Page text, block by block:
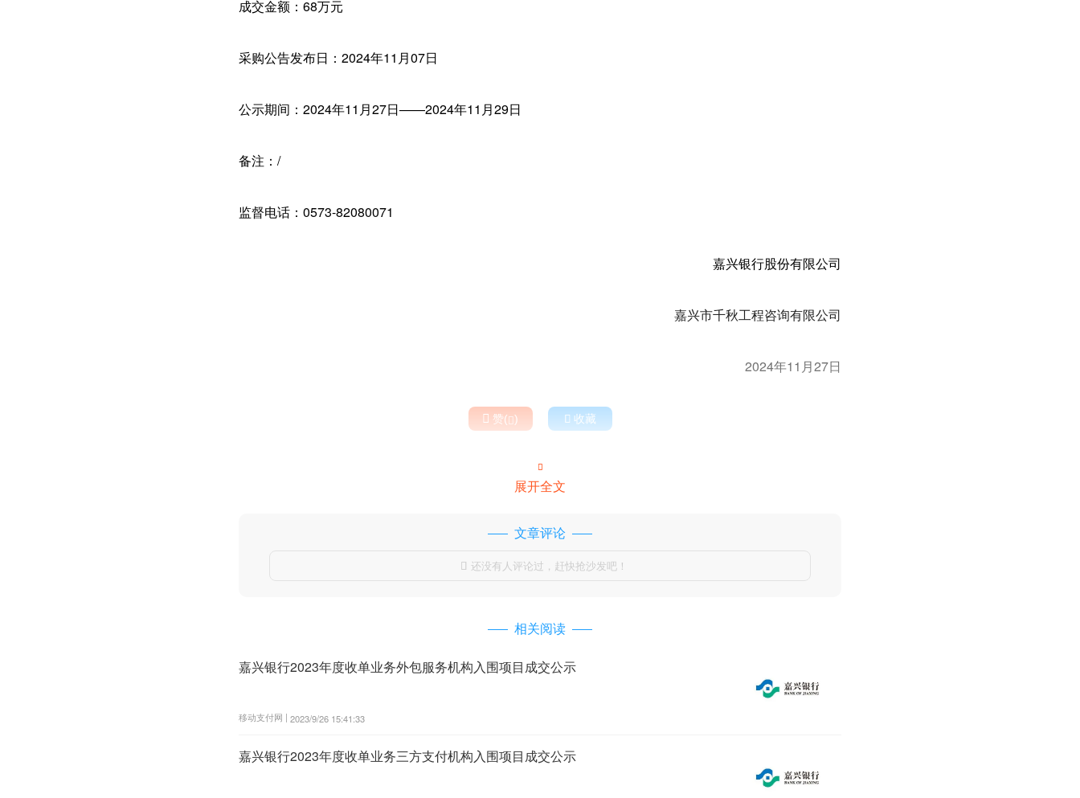
成交金额：68万元
采购公告发布日：2024年11月07日
公示期间：2024年11月27日——2024年11月29日
备注：/
监督电话：0573-82080071
嘉兴银行股份有限公司
嘉兴市千秋工程咨询有限公司
2024年11月27日
 赞()  收藏

展开全文
文章评论
 还没有人评论过，赶快抢沙发吧！
相关阅读
嘉兴银行2023年度收单业务外包服务机构入围项目成交公示
移动支付网 | 2023/9/26 15:41:33
嘉兴银行2023年度收单业务三方支付机构入围项目成交公示